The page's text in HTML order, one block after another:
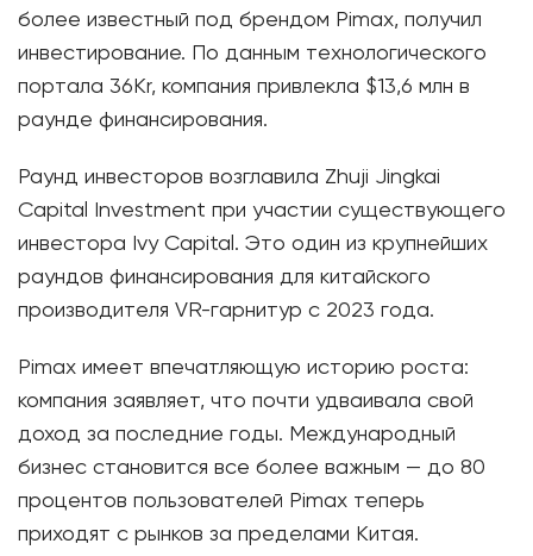
более известный под брендом Pimax, получил
инвестирование. По данным технологического
портала 36Kr, компания привлекла $13,6 млн в
раунде финансирования.
Раунд инвесторов возглавила Zhuji Jingkai
Capital Investment при участии существующего
инвестора Ivy Capital. Это один из крупнейших
раундов финансирования для китайского
производителя VR-гарнитур с 2023 года.
Pimax имеет впечатляющую историю роста:
компания заявляет, что почти удваивала свой
доход за последние годы. Международный
бизнес становится все более важным — до 80
процентов пользователей Pimax теперь
приходят с рынков за пределами Китая.